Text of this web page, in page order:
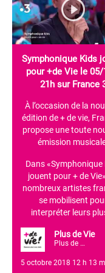
Symphonique Kids
pour +de Vie le 05/
21h sur France
À l’occasion de la
édition de + de vie,
propose une toute
émission
Dans «Symphonique
jouent pour + de
nombreux artistes
se mobilisent
interpréter leurs
Plus de Vie
Plus de Vie
5 octobre 2018 12 h 13